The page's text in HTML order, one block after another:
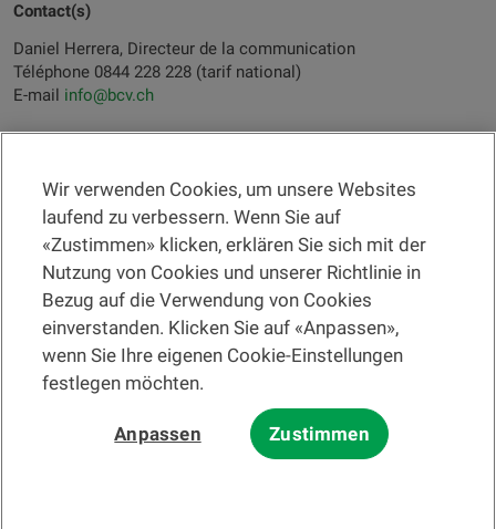
Contact(s)
Daniel Herrera, Directeur de la communication
Téléphone 0844 228 228 (tarif national)
E-mail info@bcv.ch
RECHTSINFORMATION
Eine Filiale suchen
Hilfe und Kontakt
Bitte lesen Sie zuerst die Nutzungsbedingungen der Website
Nutzungsbedingungen der elektronischen Post
Bei den auf dieser Website angebotenen Informationen und/oder
Wir verwenden Cookies, um unsere Websites
laufend zu verbessern. Wenn Sie auf
«Zustimmen» klicken, erklären Sie sich mit der
Nutzung von Cookies und unserer Richtlinie in
Bezug auf die Verwendung von Cookies
einverstanden. Klicken Sie auf «Anpassen»,
wenn Sie Ihre eigenen Cookie-Einstellungen
festlegen möchten.
Anpassen Zustimmen